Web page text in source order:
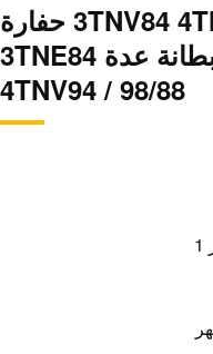
3TNV84 4TNE94 / 98 RE8 PD6T حفارة
YANMAR محرك بطانة عدة 3TNE84
4TNV94 / 98/88